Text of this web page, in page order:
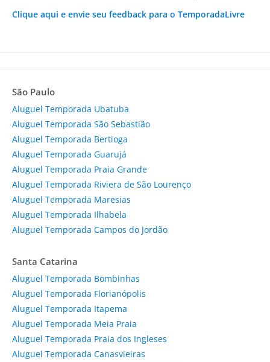
Clique aqui e envie seu feedback para o TemporadaLivre
São Paulo
Aluguel Temporada Ubatuba
Aluguel Temporada São Sebastião
Aluguel Temporada Bertioga
Aluguel Temporada Guarujá
Aluguel Temporada Praia Grande
Aluguel Temporada Riviera de São Lourenço
Aluguel Temporada Maresias
Aluguel Temporada Ilhabela
Aluguel Temporada Campos do Jordão
Santa Catarina
Aluguel Temporada Bombinhas
Aluguel Temporada Florianópolis
Aluguel Temporada Itapema
Aluguel Temporada Meia Praia
Aluguel Temporada Praia dos Ingleses
Aluguel Temporada Canasvieiras